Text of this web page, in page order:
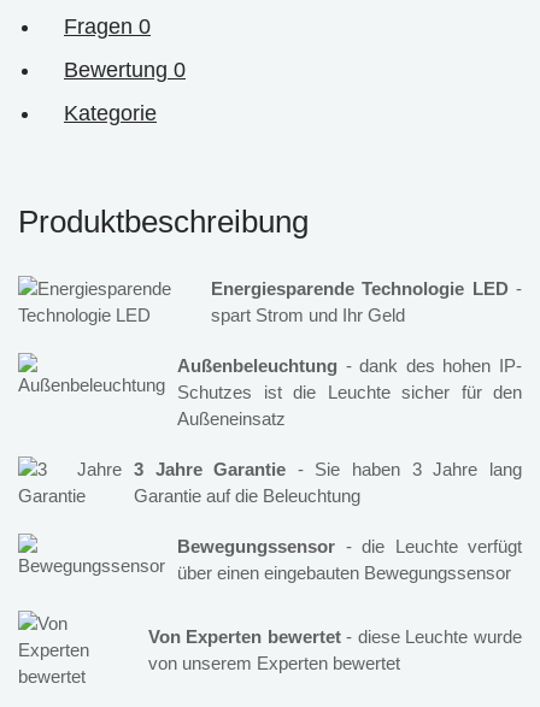
Fragen 0
Bewertung 0
Kategorie
Produktbeschreibung
Energiesparende Technologie LED-
spart Strom und Ihr Geld
Außenbeleuchtung - dank des hohen IP-
Schutzes ist die Leuchte sicher für den
Außeneinsatz
3 Jahre Garantie - Sie haben 3 Jahre lang
Garantie auf die Beleuchtung
Bewegungssensor - die Leuchte verfügt
über einen eingebauten Bewegungssensor
Von Experten bewertet- diese Leuchte wurde
von unserem Experten bewertet